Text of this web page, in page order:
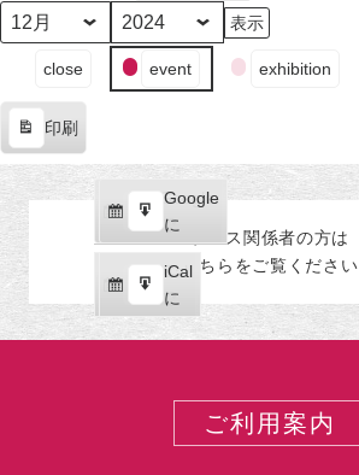
示
示
月
年
ン
の
カ
テ
ゴ
close event exhibition
印刷
示
Google
で
購
読
iCal
で
購
読
Google
に
エ
ク
ス
ポ
iCal
に
エ
ク
プレス関係者の方は
こちらをご覧ください
ご利用案内